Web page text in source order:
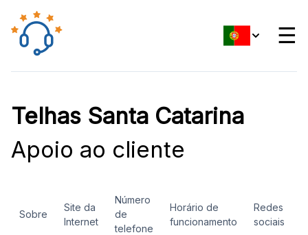
☰
Telhas Santa Catarina
Apoio ao cliente
Sobre
Site da
Internet
Número
de
telefone
Horário de
funcionamento
Redes
sociais